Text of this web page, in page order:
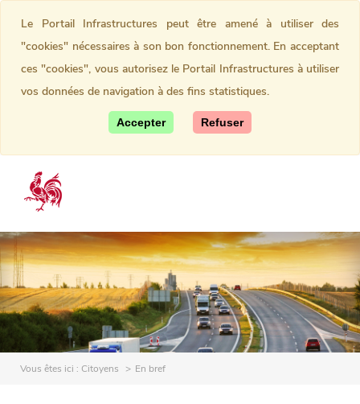
Vous êtes ici : Citoyens En bref
Le Portail Infrastructures peut être amené à utiliser des
"cookies" nécessaires à son bon fonctionnement. En acceptant
ces "cookies", vous autorisez le Portail Infrastructures à utiliser
vos données de navigation à des fins statistiques.
Accepter Refuser